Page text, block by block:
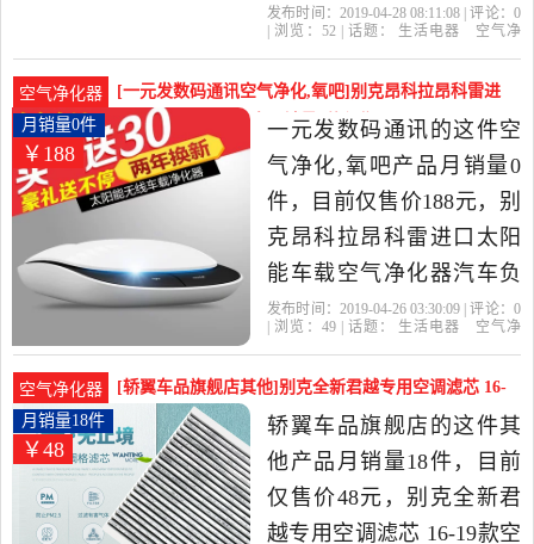
净化器除甲醛车内是2019
活电器当中性价比很高的
空气净化,氧吧，由广东 深
圳发货。
发布时间：2019-04-28 08:11:08 | 评论： 0
| 浏览： 52| 话题： 生活电器
空气净
空气净化器
[一元发数码通讯空气净化,氧吧]别克昂科拉昂科雷进
口太阳能车载空气净月销量0件仅售188元
￥188
月销量0件
一元发数码通讯的这件空
气净化,氧吧产品月销量0
件，目前仅售价188元，别
克昂科拉昂科雷进口太阳
能车载空气净化器汽车负
离子氧吧除甲醛是2019年
电器当中性价比很高的空
气净化,氧吧，由广东 深圳
发货。
发布时间：2019-04-26 03:30:09 | 评论： 0
| 浏览： 49| 话题： 生活电器
空气净
空气净化器
[轿翼车品旗舰店其他]别克全新君越专用空调滤芯 16-
19月销量18件仅售48元
￥48
月销量18件
轿翼车品旗舰店的这件其
他产品月销量18件，目前
仅售价48元，别克全新君
越专用空调滤芯 16-19款空